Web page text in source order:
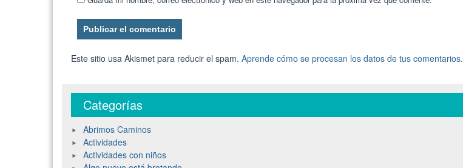
Este sitio usa Akismet para reducir el spam. Aprende cómo se procesan los datos de tus comentarios.
Categorías
Abrimos Caminos
Actividades
Actividades con niños